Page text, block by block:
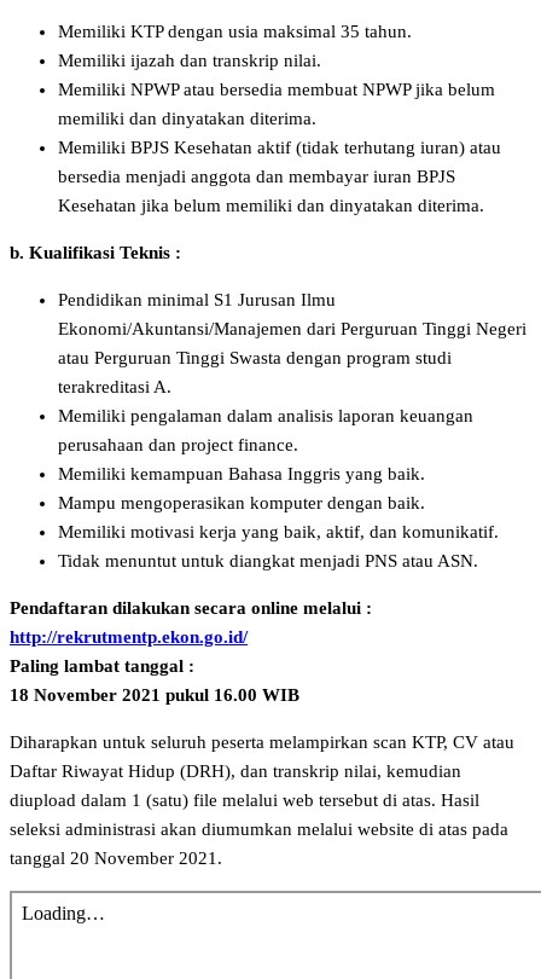
Memiliki KTP dengan usia maksimal 35 tahun.
Memiliki ijazah dan transkrip nilai.
Memiliki NPWP atau bersedia membuat NPWP jika belum
memiliki dan dinyatakan diterima.
Memiliki BPJS Kesehatan aktif (tidak terhutang iuran) atau
bersedia menjadi anggota dan membayar iuran BPJS
Kesehatan jika belum memiliki dan dinyatakan diterima.
b. Kualifikasi Teknis :
Pendidikan minimal S1 Jurusan Ilmu
Ekonomi/Akuntansi/Manajemen dari Perguruan Tinggi Negeri
atau Perguruan Tinggi Swasta dengan program studi
terakreditasi A.
Memiliki pengalaman dalam analisis laporan keuangan
perusahaan dan project finance.
Memiliki kemampuan Bahasa Inggris yang baik.
Mampu mengoperasikan komputer dengan baik.
Memiliki motivasi kerja yang baik, aktif, dan komunikatif.
Tidak menuntut untuk diangkat menjadi PNS atau ASN.
Pendaftaran dilakukan secara online melalui :
http://rekrutmentp.ekon.go.id/
Paling lambat tanggal :
18 November 2021 pukul 16.00 WIB
Diharapkan untuk seluruh peserta melampirkan scan KTP, CV atau
Daftar Riwayat Hidup (DRH), dan transkrip nilai, kemudian
diupload dalam 1 (satu) file melalui web tersebut di atas. Hasil
seleksi administrasi akan diumumkan melalui website di atas pada
tanggal 20 November 2021.